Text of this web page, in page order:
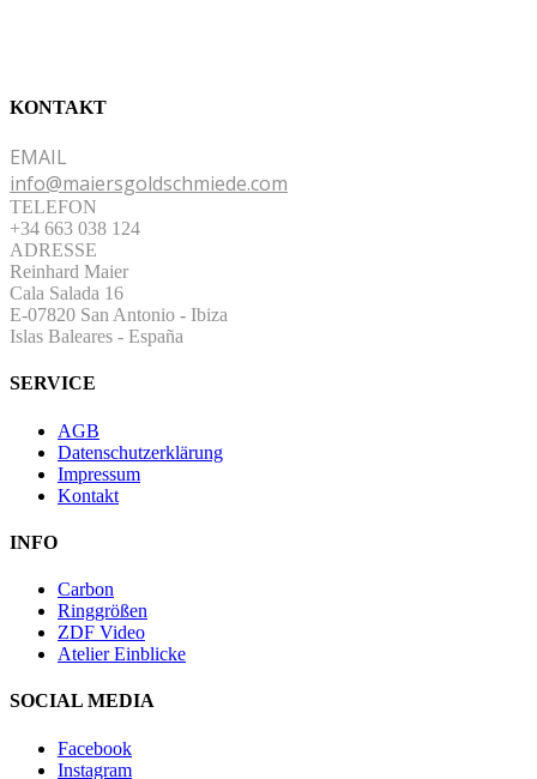
KONTAKT
EMAIL
info@maiersgoldschmiede.com
TELEFON
+34 663 038 124
ADRESSE
Reinhard Maier
Cala Salada 16
E-07820 San Antonio - Ibiza
Islas Baleares - España
SERVICE
AGB
Datenschutzerklärung
Impressum
Kontakt
INFO
Carbon
Ringgrößen
ZDF Video
Atelier Einblicke
SOCIAL MEDIA
Facebook
Instagram